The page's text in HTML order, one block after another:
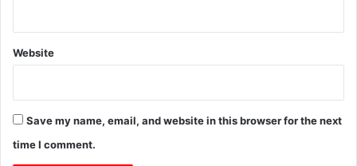
Website
Save my name, email, and website in this browser for the next
time I comment.